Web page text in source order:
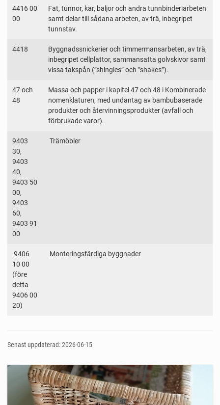
4416 00
00
Fat, tunnor, kar, baljor och andra tunnbinderiarbeten
samt delar till sådana arbeten, av trä, inbegripet
tunnstav.
4418
Byggnadssnickerier och timmermansarbeten, av trä,
inbegripet cellplattor, sammansatta golvskivor samt
vissa takspån (”shingles” och ”shakes”).
47 och
48
Massa och papper i kapitel 47 och 48 i Kombinerade
nomenklaturen, med undantag av bambubaserade
produkter och återvinningsprodukter (avfall och
förbrukade varor).
9403
30,
9403
40,
9403 50
00,
9403
60,
9403 91
00
Trämöbler
9406
10 00
(före
detta
9406 00
20)
Monteringsfärdiga byggnader
Senast uppdaterad: 2026-06-15